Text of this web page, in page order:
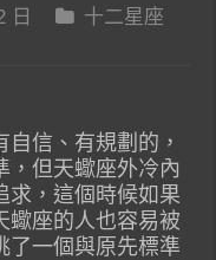
日
十二星座
信、有規劃的，
，但天蠍座外冷內
求，這個時候如果
蠍座的人也容易被
了一個與原先標準